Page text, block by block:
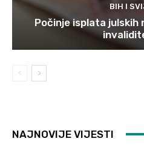
BIH I
Počinje isplata julskih
NAJNOVIJE VIJESTI